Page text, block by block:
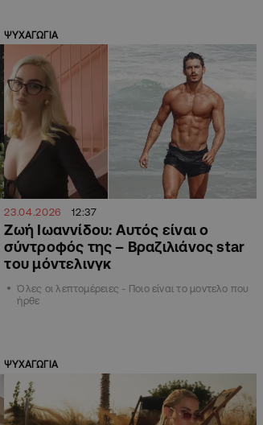
ΨΥΧΑΓΩΓΙΑ
23.04.2026 12:37
Zωή Ιωαννίδου: Αυτός είναι ο
σύντροφός της – Βραζιλιάνος star
του μόντελινγκ
Όλες οι λεπτομέρειες - Ποιο είναι το μοντελο που
ήρθε
ΨΥΧΑΓΩΓΙΑ